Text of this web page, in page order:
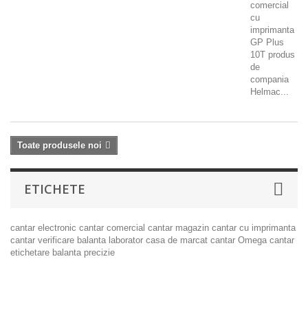
comercial
cu
imprimanta
GP Plus
10T produs
de
compania
Helmac...
Toate produsele noi
ETICHETE
cantar electronic cantar comercial cantar magazin cantar cu imprimanta
cantar verificare balanta laborator casa de marcat cantar Omega cantar
etichetare balanta precizie